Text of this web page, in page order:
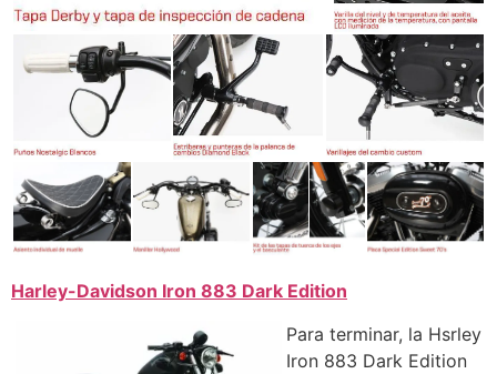
Harley-Davidson Iron 883 Dark Edition
Para terminar, la Hsrley
Iron 883 Dark Edition